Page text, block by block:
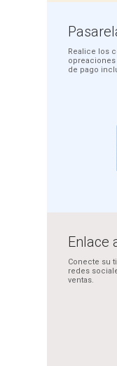
Realice los
opreaciones
de pago
Enlace
Conecte su
redes
ventas.